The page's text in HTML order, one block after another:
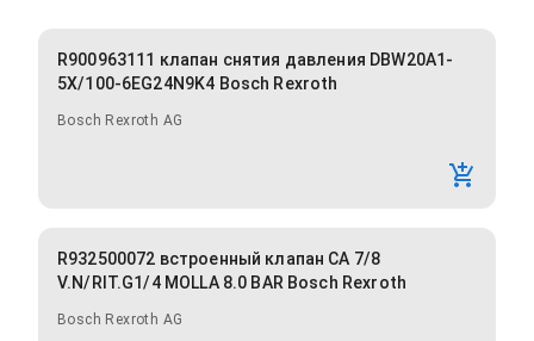
R900963111 клапан снятия давления DBW20A1-
5X/100-6EG24N9K4 Bosch Rexroth
Bosch Rexroth AG
R932500072 встроенный клапан CA 7/8
V.N/RIT.G1/4 MOLLA 8.0 BAR Bosch Rexroth
Bosch Rexroth AG